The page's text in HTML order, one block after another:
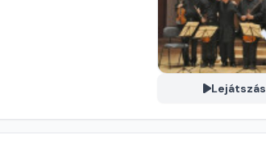
Lejátszás